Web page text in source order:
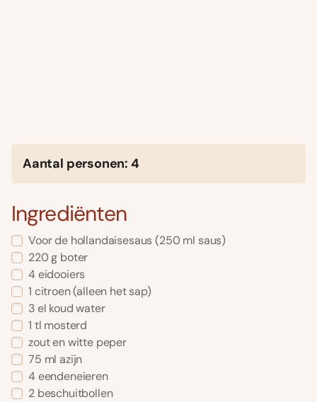
Aantal personen: 4
Ingrediënten
Voor de hollandaisesaus (250 ml saus)
220 g boter
4 eidooiers
1 citroen (alleen het sap)
3 el koud water
1 tl mosterd
zout en witte peper
75 ml azijn
4 eendeneieren
2 beschuitbollen